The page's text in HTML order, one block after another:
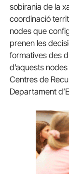
sobirania de la
coordinació
nodes que
prenen les
formatives des
d’aquests
Centres de
Departament